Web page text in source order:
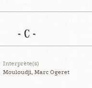
- C -
Interprète(s)
Mouloudji, Marc Ogeret